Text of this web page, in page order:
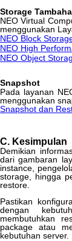
Storage
NEO Virtual
menggunakan
NEO Block
NEO High
NEO Object
Snapshot
Pada layanan
menggunakan
Snapshot dan
C. Kesimpulan
Demikian
dari gambaran
instance
storage
hingga
restore
Pastikan
dengan
membutuhkan
package
atau
kebutuhan server.